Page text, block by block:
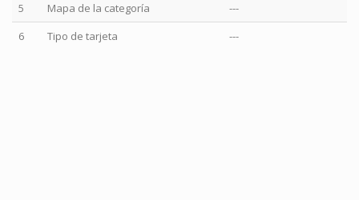
5
Mapa de la categoría
---
6
Tipo de tarjeta ---